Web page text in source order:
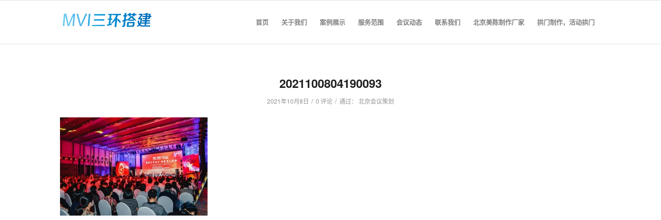
首页 关于我们 案例展示 服务范围 会议动态 联系我们 北京美陈制作厂家 拱门制作，活动拱门
2021100804190093
2021年10月8日 / 0 评论 / 通过： 北京会议策划